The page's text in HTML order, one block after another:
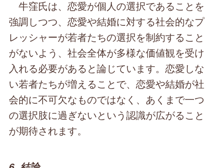
牛窪氏は、恋愛が個人の選択であることを
強調しつつ、恋愛や結婚に対する社会的なプ
レッシャーが若者たちの選択を制約すること
がないよう、社会全体が多様な価値観を受け
入れる必要があると論じています。恋愛しな
い若者たちが増えることで、恋愛や結婚が社
会的に不可欠なものではなく、あくまで一つ
の選択肢に過ぎないという認識が広がること
が期待されます。